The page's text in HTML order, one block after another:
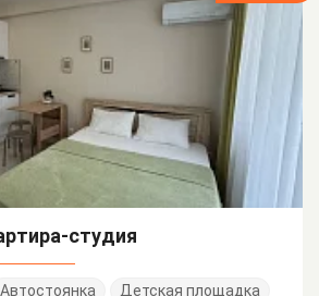
студия
Автостоянка
Детская площадка